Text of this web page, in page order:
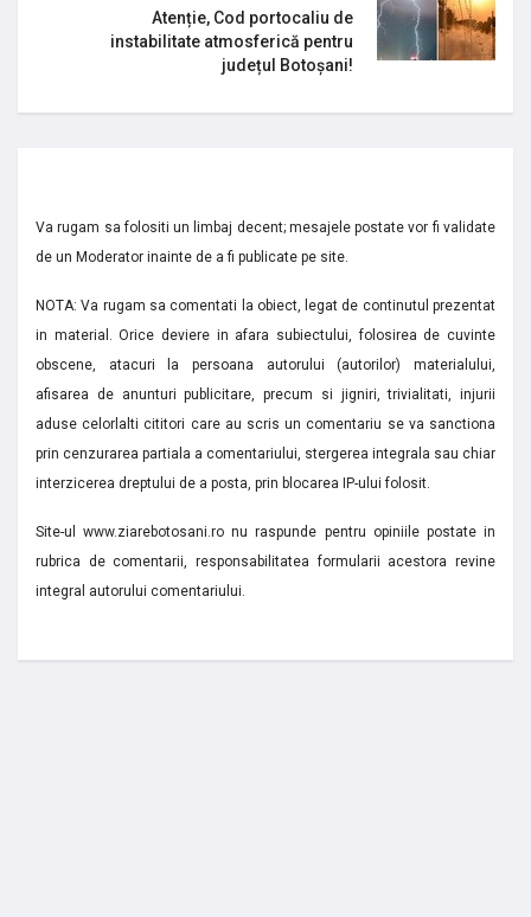
Atenție, Cod portocaliu de
instabilitate atmosferică pentru
județul Botoșani!
Va rugam sa folositi un limbaj decent; mesajele postate vor fi validate
de un Moderator inainte de a fi publicate pe site.
NOTA: Va rugam sa comentati la obiect, legat de continutul prezentat
in material. Orice deviere in afara subiectului, folosirea de cuvinte
obscene, atacuri la persoana autorului (autorilor) materialului,
afisarea de anunturi publicitare, precum si jigniri, trivialitati, injurii
aduse celorlalti cititori care au scris un comentariu se va sanctiona
prin cenzurarea partiala a comentariului, stergerea integrala sau chiar
interzicerea dreptului de a posta, prin blocarea IP-ului folosit.
Site-ul www.ziarebotosani.ro nu raspunde pentru opiniile postate in
rubrica de comentarii, responsabilitatea formularii acestora revine
integral autorului comentariului.